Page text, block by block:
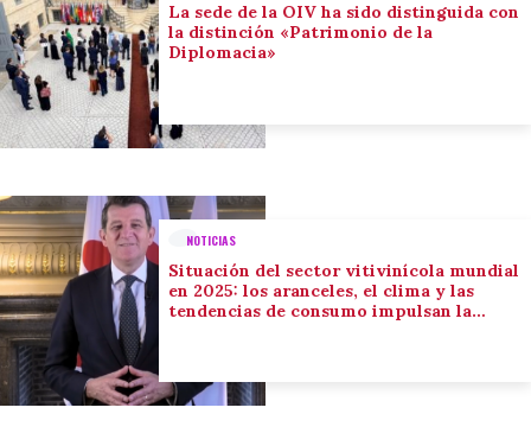
La sede de la OIV ha sido distinguida con
la distinción «Patrimonio de la
Diplomacia»
NOTICIAS
Situación del sector vitivinícola mundial
en 2025: los aranceles, el clima y las
tendencias de consumo impulsan la